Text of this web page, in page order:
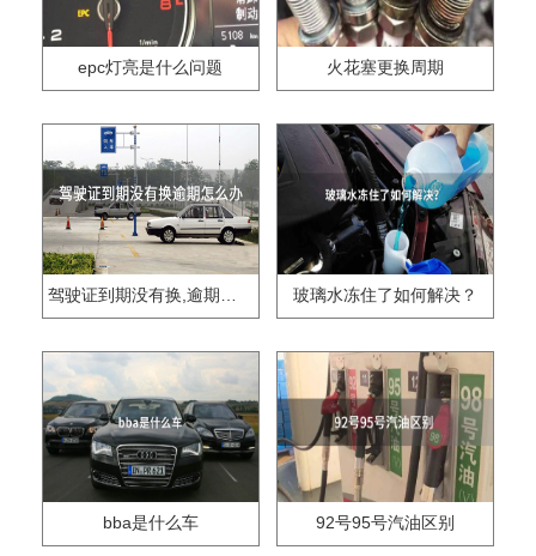
epc灯亮是什么问题 火花塞更换周期
驾驶证到期没有换,逾期怎么办?? 玻璃水冻住了如何解决？
bba是什么车 92号95号汽油区别